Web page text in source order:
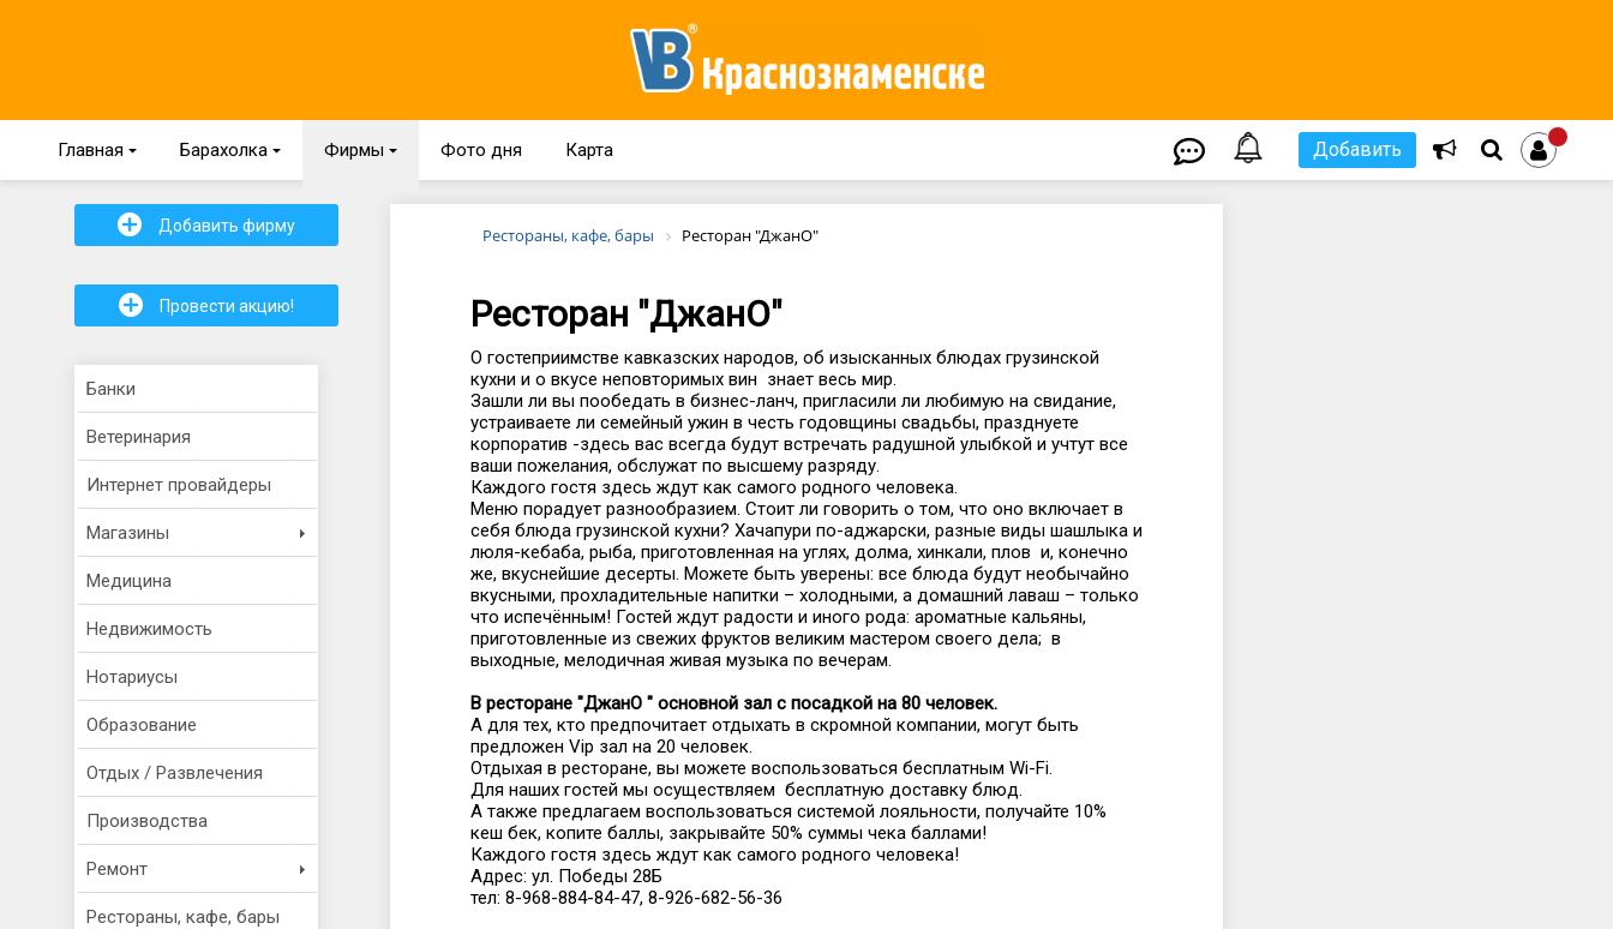
Главная { Барахолка { Фирмы { Фото дня Карта Добавить
+ Добавить фирму
+ Провести акцию!
Банки
Ветеринария
Интернет провайдеры
Магазины
Медицина
Недвижимость
Нотариусы
Образование
Отдых / Развлечения
Производства
Ремонт
Рестораны, кафе, бары
Рестораны, кафе, бары Ресторан "ДжанО"
Ресторан "ДжанО"
О гостеприимстве кавказских народов, об изысканных блюдах грузинской
кухни и о вкусе неповторимых вин знает весь мир.
Зашли ли вы пообедать в бизнес-ланч, пригласили ли любимую на свидание,
устраиваете ли семейный ужин в честь годовщины свадьбы, празднуете
корпоратив -здесь вас всегда будут встречать радушной улыбкой и учтут все
ваши пожелания, обслужат по высшему разряду.
Каждого гостя здесь ждут как самого родного человека.
Меню порадует разнообразием. Стоит ли говорить о том, что оно включает в
себя блюда грузинской кухни? Хачапури по-аджарски, разные виды шашлыка и
люля-кебаба, рыба, приготовленная на углях, долма, хинкали, плов и, конечно
же, вкуснейшие десерты. Можете быть уверены: все блюда будут необычайно
вкусными, прохладительные напитки – холодными, а домашний лаваш – только
что испечённым! Гостей ждут радости и иного рода: ароматные кальяны,
приготовленные из свежих фруктов великим мастером своего дела; в
выходные, мелодичная живая музыка по вечерам.
В ресторане "ДжанО " основной зал с посадкой на 80 человек.
А для тех, кто предпочитает отдыхать в скромной компании, могут быть
предложен Vip зал на 20 человек.
Отдыхая в ресторане, вы можете воспользоваться бесплатным Wi-Fi.
Для наших гостей мы осуществляем бесплатную доставку блюд.
А также предлагаем воспользоваться системой лояльности, получайте 10%
кеш бек, копите баллы, закрывайте 50% суммы чека баллами!
Каждого гостя здесь ждут как самого родного человека!
Адрес: ул. Победы 28Б
тел: 8-968-884-84-47, 8-926-682-56-36